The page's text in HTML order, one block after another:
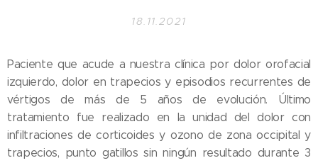
18.11.2021
Paciente que acude a nuestra clínica por dolor orofacial
izquierdo, dolor en trapecios y episodios recurrentes de
vértigos de más de 5 años de evolución. Último
tratamiento fue realizado en la unidad del dolor con
infiltraciones de corticoides y ozono de zona occipital y
trapecios, punto gatillos sin ningún resultado durante 3